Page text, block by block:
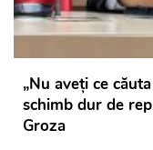
„Nu aveți ce
schimb dur de
Groza